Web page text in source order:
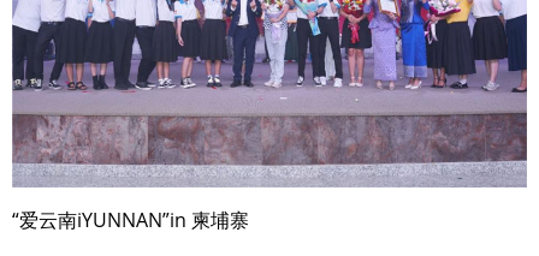
“爱云南iYUNNAN”in 柬埔寨